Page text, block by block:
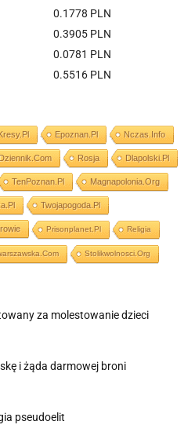
0.1778 PLN
0.3905 PLN
0.0781 PLN
0.5516 PLN
Epoznan.pl Nczas.info
Rosja Dlapolski.pl
TenPoznan.pl Magnapolonia.org
Twojapogoda.pl
Prisonplanet.pl Religia
Stolikwolnosci.org
za molestowanie dzieci
i żąda darmowej broni
pseudoelit